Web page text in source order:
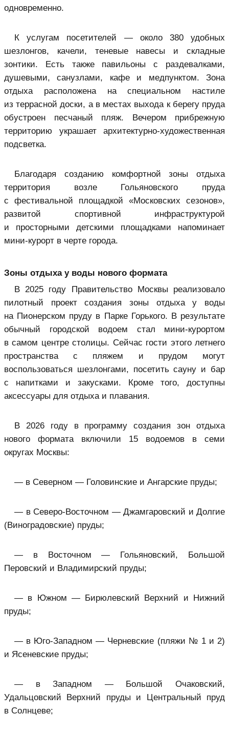
одновременно.
К услугам посетителей — около 380 удобных
шезлонгов, качели, теневые навесы и складные
зонтики. Есть также павильоны с раздевалками,
душевыми, санузлами, кафе и медпунктом. Зона
отдыха расположена на специальном настиле
из террасной доски, а в местах выхода к берегу пруда
обустроен песчаный пляж. Вечером прибрежную
территорию украшает архитектурно-художественная
подсветка.
Благодаря созданию комфортной зоны отдыха
территория возле Гольяновского пруда
с фестивальной площадкой «Московских сезонов»,
развитой спортивной инфраструктурой
и просторными детскими площадками напоминает
мини-курорт в черте города.
Зоны отдыха у воды нового формата
В 2025 году Правительство Москвы реализовало
пилотный проект создания зоны отдыха у воды
на Пионерском пруду в Парке Горького. В результате
обычный городской водоем стал мини-курортом
в самом центре столицы. Сейчас гости этого летнего
пространства с пляжем и прудом могут
воспользоваться шезлонгами, посетить сауну и бар
с напитками и закусками. Кроме того, доступны
аксессуары для отдыха и плавания.
В 2026 году в программу создания зон отдыха
нового формата включили 15 водоемов в семи
округах Москвы:
— в Северном — Головинские и Ангарские пруды;
— в Северо-Восточном — Джамгаровский и Долгие
(Виноградовские) пруды;
— в Восточном — Гольяновский, Большой
Перовский и Владимирский пруды;
— в Южном — Бирюлевский Верхний и Нижний
пруды;
— в Юго-Западном — Черневские (пляжи № 1 и 2)
и Ясеневские пруды;
— в Западном — Большой Очаковский,
Удальцовский Верхний пруды и Центральный пруд
в Солнцеве;